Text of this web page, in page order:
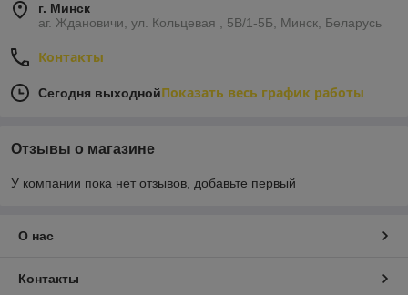
г. Минск
аг. Ждановичи, ул. Кольцевая , 5В/1-5Б, Минск, Беларусь
Контакты
Сегодня выходнойПоказать весь график работы
Отзывы о магазине
У компании пока нет отзывов, добавьте первый
О нас
Контакты